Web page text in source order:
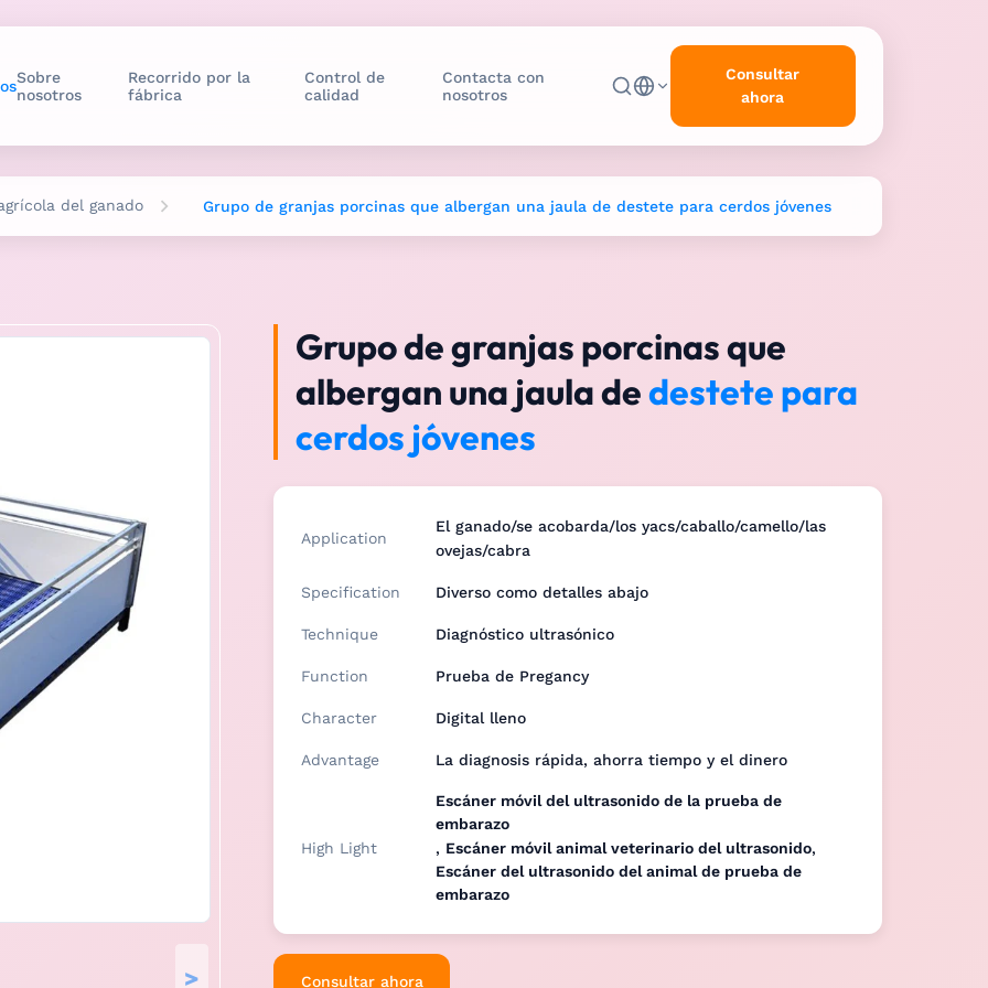
Sobre
nosotros
Recorrido por la
fábrica
Control de
calidad
Contacta con
nosotros
Consultar
ahora
del ganado Grupo de granjas porcinas que albergan una jaula de destete para cerdos jóvenes
>
Grupo de granjas porcinas que
albergan una jaula dedestete para
cerdos jóvenes
Application
El ganado/se acobarda/los yacs/caballo/camello/las
ovejas/cabra
Specification Diverso como detalles abajo
Technique Diagnóstico ultrasónico
Function Prueba de Pregancy
Character Digital lleno
Advantage La diagnosis rápida, ahorra tiempo y el dinero
High Light
Escáner móvil del ultrasonido de la prueba de
embarazo
, Escáner móvil animal veterinario del ultrasonido,
Escáner del ultrasonido del animal de prueba de
embarazo
Consultar ahora